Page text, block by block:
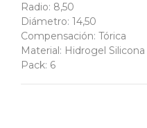
Radio: 8,50
Diámetro: 14,50
Compensación: Tórica
Material: Hidrogel Silicona
Pack: 6